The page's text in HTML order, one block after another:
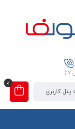
پنل کاربری
0